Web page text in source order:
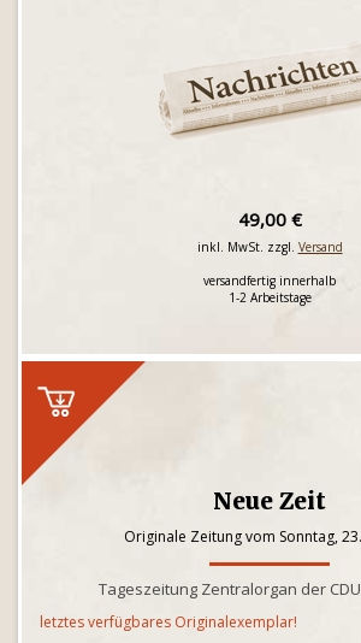
49,00 €
inkl. MwSt. zzgl. Versand
versandfertig innerhalb
1-2 Arbeitstage
Neue Zeit
Originale Zeitung vom Sonntag,
Tageszeitung Zentralorgan der
letztes verfügbares Originalexemplar!